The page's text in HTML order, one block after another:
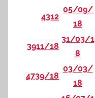
4312
05/09/
18
3911/18
31/03/1
8
4739/18
03/03/
18